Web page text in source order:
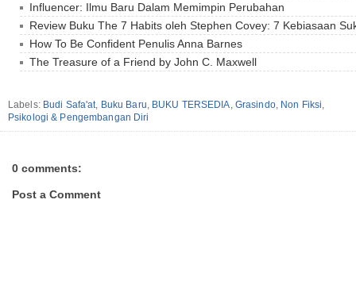
Influencer: Ilmu Baru Dalam Memimpin Perubahan
Review Buku The 7 Habits oleh Stephen Covey: 7 Kebiasaan
How To Be Confident Penulis Anna Barnes
The Treasure of a Friend by John C. Maxwell
Labels: Budi Safa'at, Buku Baru, BUKU TERSEDIA, Grasindo, Non Fiksi,
Psikologi & Pengembangan Diri
0 comments:
Post a Comment